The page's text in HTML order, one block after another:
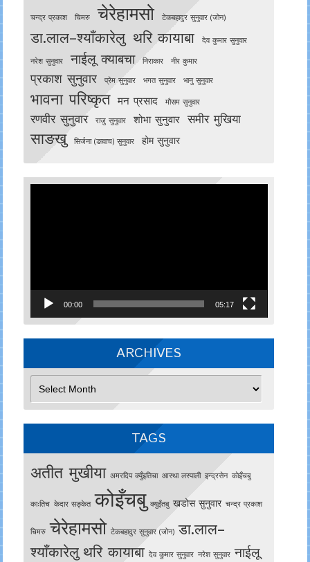
चन्द्र प्रकाश चिमरु चेरेहामसो टेकबहादुर सुनुवार (जोन)
डा.लाल–श्याँकारेलु थरि कायाबा देव कुमार सुनुवार
नरेश सुनुवार नाईलू क्याबचा निराकार नीर कुमार
प्रकाश सुनुवार प्रेम सुनुवार भगत सुनुवार भानु सुनुवार
भावना परिष्कृत मन प्रसाद मौसम सुनुवार
रणवीर सुनुवार राजु सुनुवार शोभा सुनुवार समीर मुखिया
साङखु सिर्जना (ङावाच) सुनुवार होम सुनुवार
00:00 05:17
ARCHIVES
TAGS
अतीत मुखीया अमरदिप क्युँइतिचा आस्था लस्पाली इन्द्रसेन काेइँचबु
काःतिच केदार सङ्केत कोइँचबु क्युइँतबु खडोस सुनुवार चन्द्र प्रकाश
चिमरु चेरेहामसो टेकबहादुर सुनुवार (जोन) डा.लाल–
श्याँकारेलु थरि कायाबा देव कुमार सुनुवार नरेश सुनुवार नाईलू